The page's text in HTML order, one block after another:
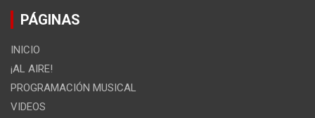
PÁGINAS
INICIO
¡AL AIRE!
PROGRAMACIÓN MUSICAL
VIDEOS